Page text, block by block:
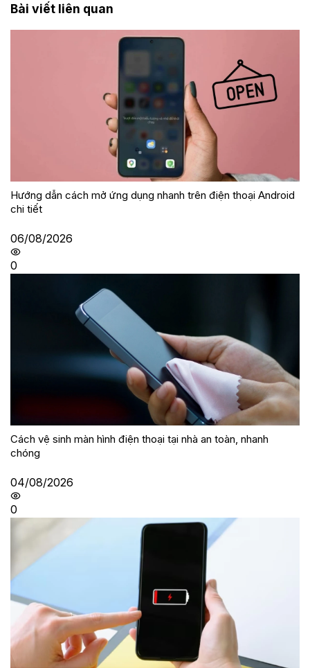
Bài viết liên quan
Hướng dẫn cách mở ứng dụng nhanh trên điện thoại Android
chi tiết
06/08/2026
0
Cách vệ sinh màn hình điện thoại tại nhà an toàn, nhanh
chóng
04/08/2026
0